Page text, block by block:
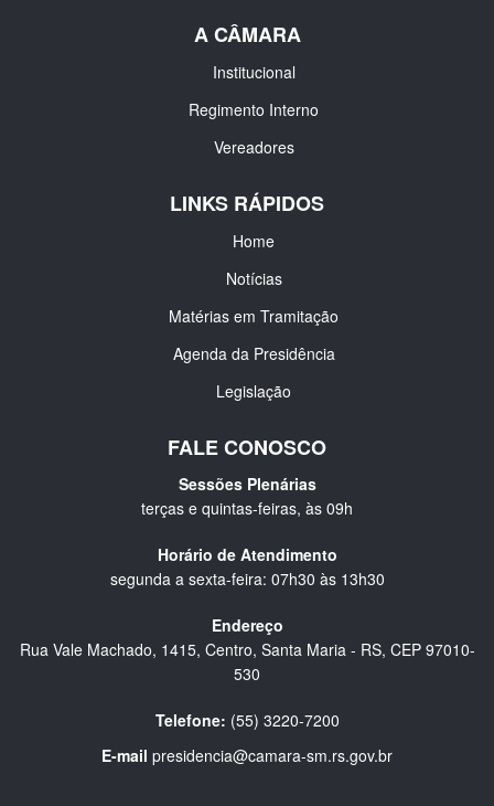
A CÂMARA
Institucional
Regimento Interno
Vereadores
LINKS RÁPIDOS
Home
Notícias
Matérias em Tramitação
Agenda da Presidência
Legislação
FALE CONOSCO
Sessões Plenárias
terças e quintas-feiras, às 09h
Horário de Atendimento
segunda a sexta-feira: 07h30 às 13h30
Endereço
Rua Vale Machado, 1415, Centro, Santa Maria - RS, CEP 97010-
530
Telefone: (55) 3220-7200
E-mail presidencia@camara-sm.rs.gov.br